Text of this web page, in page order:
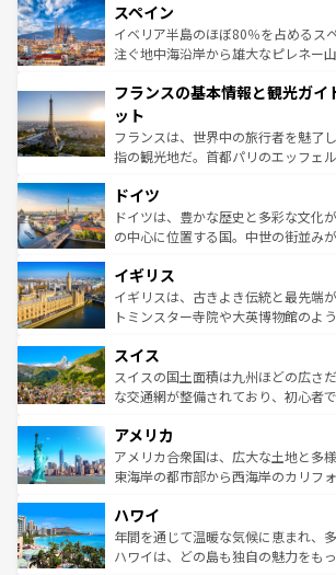
ろん、トスカーナの美しい田園風景
景など、自然景観も見逃せない。観
ピザやパスタなど、絶品のイタリア
ませてくれるイタリアで、忘れられ
なお、新着のイタリア情報は
しい。
スペイン
イベリア半島のほぼ80％を占めるス
注ぐ地中海沿岸から雄大なピレネー
文化が根付くこの国では、情熱的な
れる闘牛、そして美味しいタパスが
る。首都マドリードの洗練された雰
アートに溢れた街角から、地方では
せる。地方によって風土や気候が異
性で訪れる人を魅
ンテンツ一覧を参照してほしい。
フランスの基本情報と観光ガイ
ット
フランスは、世界中の旅行者を魅了
指の観光地だ。首都パリのエッフェ
で、幅広い魅力が詰まっている。華
聖堂、美しいビーチ、そして豊かな
から魅了する。また、フランスは美
いる。シャンパンの発祥地であるラ
香り高いラベンダー畑など、多彩な
らに、パリ以外の地域にも魅力が溢
れる地方に足を運ぶとそれぞれで全
きるだろう。 なお、新着のフラン
を参照してほしい。
ドイツ
ドイツは、豊かな歴史と多彩な文化
の中心に位置する国。中世の街並み
顔を持つこの国は、どこを歩いても
ルリンの文化的活気、バイエルン州
してライン川沿いのワイン畑といっ
は、お酒好きな人にはぜひ体験してほしい。 なお
ドイツ情報はコンテンツ一覧を参照
イギリス
イギリスは、古きよき伝統と最先端
トミンスター寺院や大英博物館のよ
リアごとに異なる魅力がある。また
ティー、ビール好きにはたまらない
戦など、本場だからこそできる体験
ンツ一覧を参照してほしい。
スイス
スイスの国土面積は九州ほどの広さ
な交通網が整備されており、初心者
の建物がそのまま残る町や、スイス
博物館もあり、アルプス観光だけで
ことができる。国民の所得が高いた
ば市内交通費無料で観光を楽しむこともでき
着のスイス情報はコンテンツ一覧 を
アメリカ
アメリカ合衆国は、広大な土地と多
東海岸の都市部から西海岸のカリフ
のような巨大都市は、観光、ショッ
ンメントが詰まった刺激的なスポッ
西部には大自然が広がり、グランド
ハワイ
年間を通じて温暖な気候に恵まれ、
ハワイは、どの島も独自の魅力をも